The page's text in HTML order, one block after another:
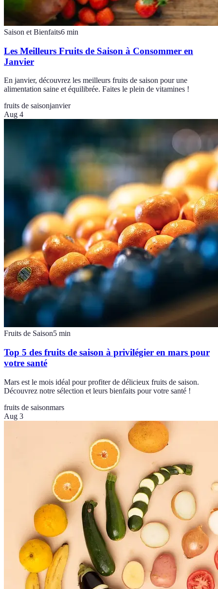
Saison et Bienfaits6 min
Les Meilleurs Fruits de Saison à Consommer en
Janvier
En janvier, découvrez les meilleurs fruits de saison pour une
alimentation saine et équilibrée. Faites le plein de vitamines !
fruits de saisonjanvier
Aug 4
Fruits de Saison5 min
Top 5 des fruits de saison à privilégier en mars pour
votre santé
Mars est le mois idéal pour profiter de délicieux fruits de saison.
Découvrez notre sélection et leurs bienfaits pour votre santé !
fruits de saisonmars
Aug 3